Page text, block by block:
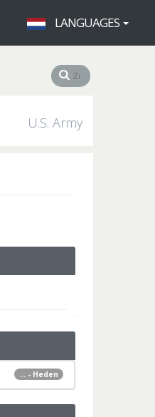
LANGUAGES
U.S. Army
... - Heden